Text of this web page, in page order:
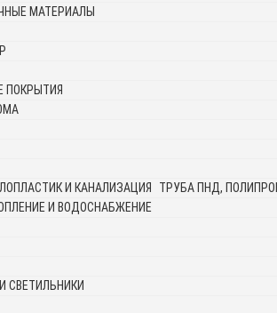
МАТЕРИАЛЫ
ПОКРЫТИЯ
ТРУБА ПНД,
И ВОДОСНАБЖЕНИЕ
СВЕТИЛЬНИКИ